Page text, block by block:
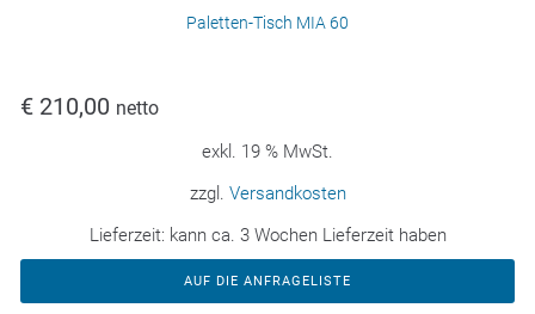
Paletten-Tisch MIA 60
€ 210,00 netto
exkl. 19 % MwSt.
zzgl. Versandkosten
Lieferzeit: kann ca. 3 Wochen Lieferzeit haben
AUF DIE ANFRAGELISTE